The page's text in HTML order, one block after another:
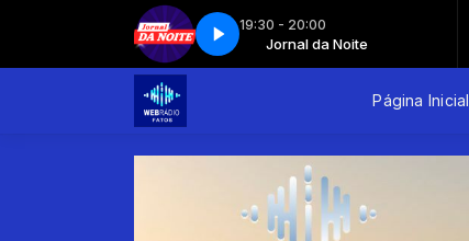
19:30 - 20:00
Jornal da Noite
Jornal da Noite - Parte 1 Jornal da Noite - Parte 1
Página Inicial